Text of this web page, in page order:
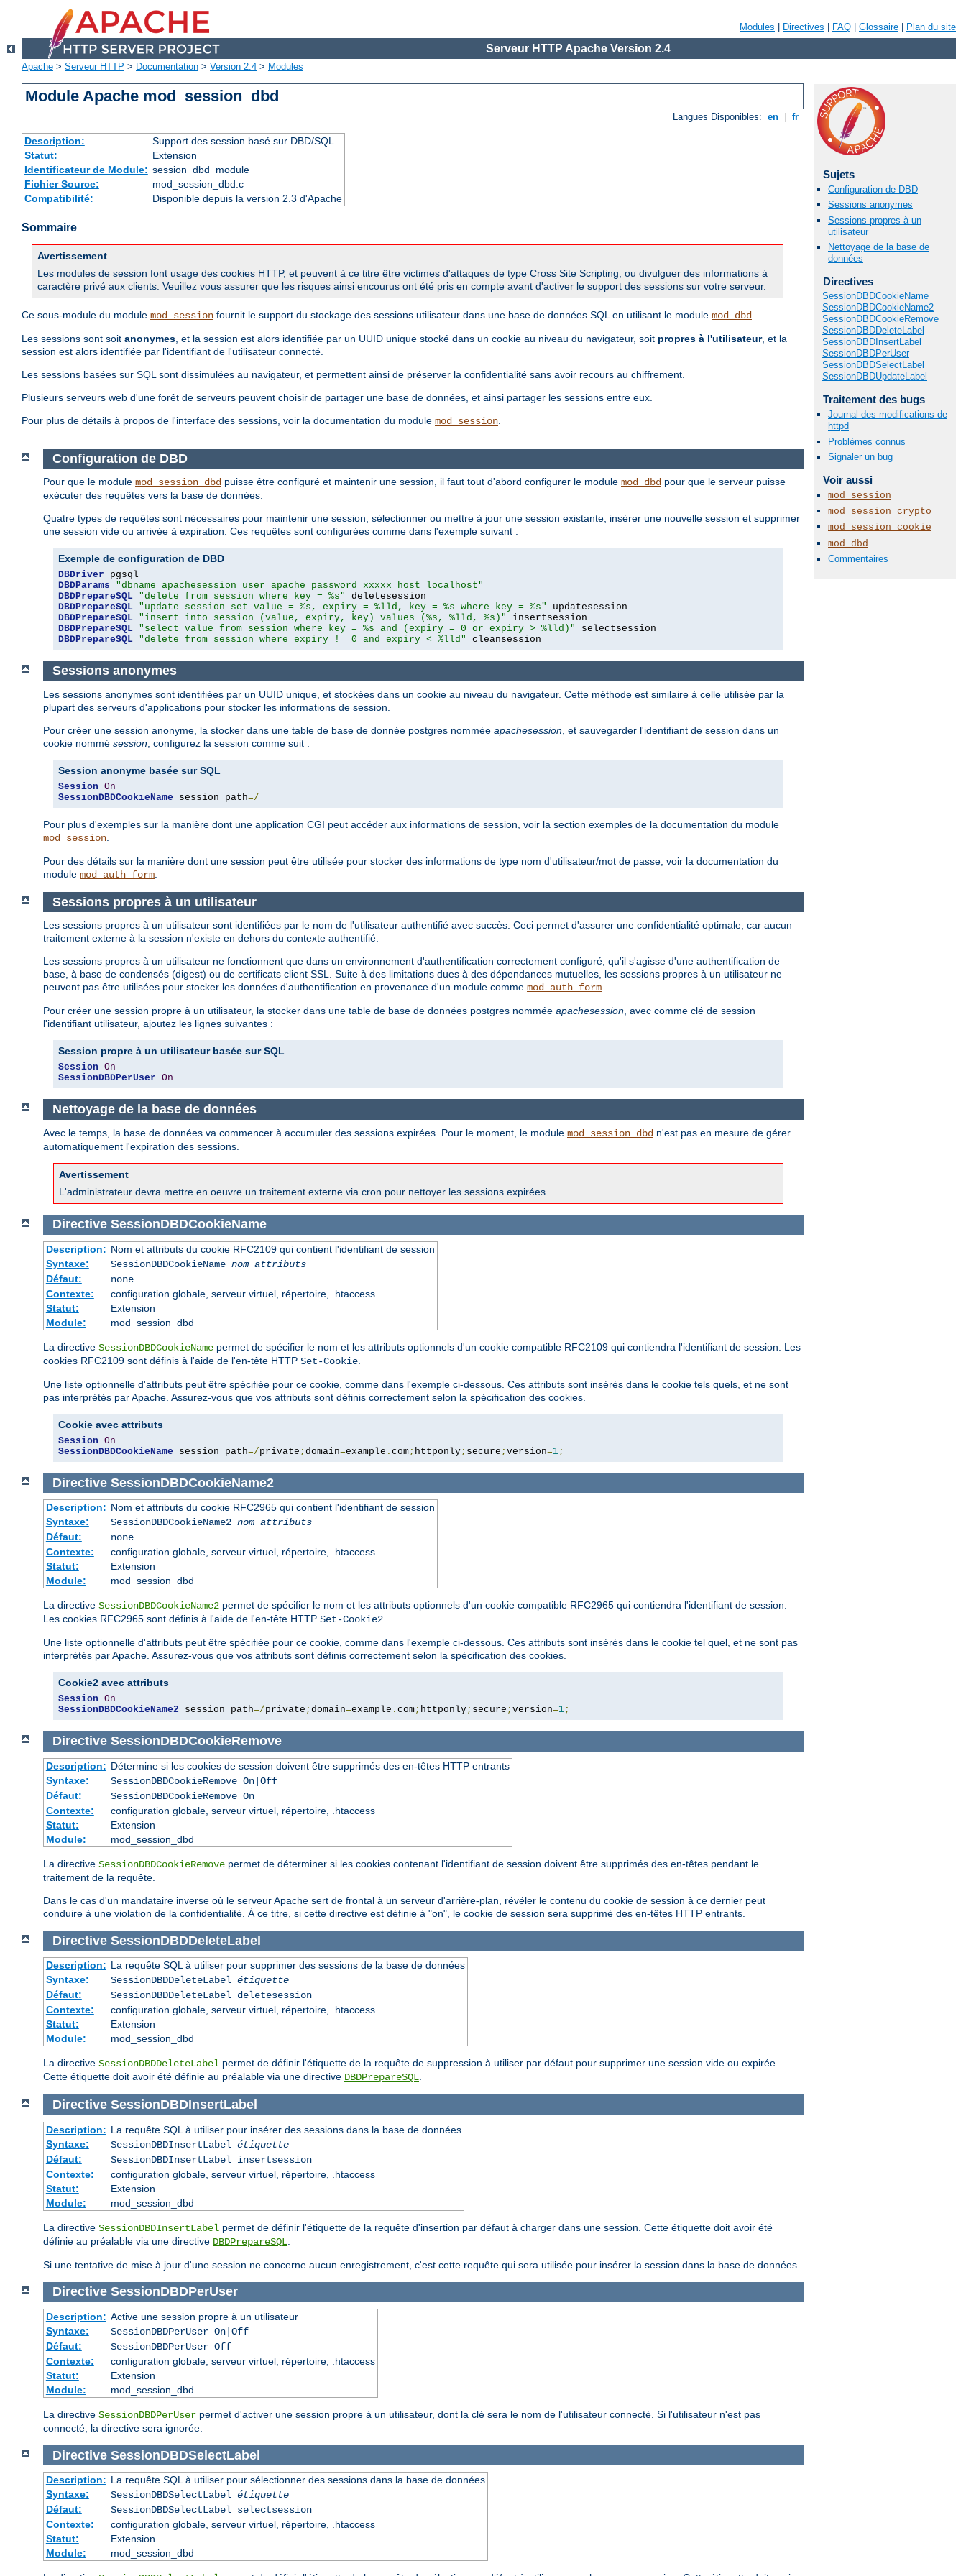
Modules Directives FAQ Glossaire Plan du site
Serveur HTTP Apache Version 2.4
Apache > Serveur HTTP > Documentation > Version 2.4 > Modules
Module Apache mod_session_dbd
Langues Disponibles: en fr
Description:
Support des session basé sur DBD/SQL
Statut:
Extension
Identificateur de Module: session_dbd_module
Fichier Source:
mod_session_dbd.c
Compatibilité:
Disponible depuis la version 2.3 d'Apache
Sommaire
Avertissement
Les modules de session font usage des cookies HTTP, et peuvent à ce titre être victimes d'attaques de type Cross Site Scripting, ou divulguer des informations à
caractère privé aux clients. Veuillez vous assurer que les risques ainsi encourus ont été pris en compte avant d'activer le support des sessions sur votre serveur.
Ce sous-module du module mod_session fournit le support du stockage des sessions utilisateur dans une base de données SQL en utilisant le module mod_dbd
Les sessions sont soit anonymes , et la session est alors identifiée par un UUID unique stocké dans un cookie au niveau du navigateur, soit propres à l'utilisateur, et la
session est alors identifiée par l'identifiant de l'utilisateur connecté.
Les sessions basées sur SQL sont dissimulées au navigateur, et permettent ainsi de préserver la confidentialité sans avoir recours au chiffrement.
Plusieurs serveurs web d'une forêt de serveurs peuvent choisir de partager une base de données, et ainsi partager les sessions entre eux.
Pour plus de détails à propos de l'interface des sessions, voir la documentation du module mod_session
Sujets
Configuration de DBD
Sessions anonymes
Sessions propres à un
utilisateur
Nettoyage de la base de
données
Directives
SessionDBDCookieName
SessionDBDCookieName2
SessionDBDCookieRemove
SessionDBDDeleteLabel
SessionDBDInsertLabel
SessionDBDPerUser
SessionDBDSelectLabel
SessionDBDUpdateLabel
Traitement des bugs
Journal des modifications de
httpd
Problèmes connus
Signaler un bug
Voir aussi
mod_session
mod_session_crypto
mod_session_cookie
mod_dbd
Commentaires
Configuration de DBD
Pour que le module mod_session_dbd puisse être configuré et maintenir une session, il faut tout d'abord configurer le module mod_dbd pour que le serveur puisse
exécuter des requêtes vers la base de données.
Quatre types de requêtes sont nécessaires pour maintenir une session, sélectionner ou mettre à jour une session existante, insérer une nouvelle session et supprimer
une session vide ou arrivée à expiration. Ces requêtes sont configurées comme dans l'exemple suivant :
Exemple de configuration de DBD
DBDriver
DBDParams
"dbname=apachesession user=apache password=xxxxx host=localhost"
DBDPrepareSQL "delete from session where key = %s"
DBDPrepareSQL "update session set value = %s, expiry = %lld, key = %s where key = %s"
DBDPrepareSQL "insert into session (value, expiry, key) values (%s, %lld, %s)"
DBDPrepareSQL "select value from session where key = %s and (expiry = 0 or expiry > %lld)"
DBDPrepareSQL "delete from session where expiry != 0 and expiry < %lld" cleansession
Sessions anonymes
Les sessions anonymes sont identifiées par un UUID unique, et stockées dans un cookie au niveau du navigateur. Cette méthode est similaire à celle utilisée par la
plupart des serveurs d'applications pour stocker les informations de session.
Pour créer une session anonyme, la stocker dans une table de base de donnée postgres nommée apachesession , et sauvegarder l'identifiant de session dans un
cookie nommé session , configurez la session comme suit :
Session anonyme basée sur SQL
Session On
SessionDBDCookieName session path=/
Pour plus d'exemples sur la manière dont une application CGI peut accéder aux informations de session, voir la section exemples de la documentation du module
mod_session
Pour des détails sur la manière dont une session peut être utilisée pour stocker des informations de type nom d'utilisateur/mot de passe, voir la documentation du
module mod_auth_form
Sessions propres à un utilisateur
Les sessions propres à un utilisateur sont identifiées par le nom de l'utilisateur authentifié avec succès. Ceci permet d'assurer une confidentialité optimale, car aucun
traitement externe à la session n'existe en dehors du contexte authentifié.
Les sessions propres à un utilisateur ne fonctionnent que dans un environnement d'authentification correctement configuré, qu'il s'agisse d'une authentification de
base, à base de condensés (digest) ou de certificats client SSL. Suite à des limitations dues à des dépendances mutuelles, les sessions propres à un utilisateur ne
peuvent pas être utilisées pour stocker les données d'authentification en provenance d'un module comme mod_auth_form.
Pour créer une session propre à un utilisateur, la stocker dans une table de base de données postgres nommée apachesession, avec comme clé de session
l'identifiant utilisateur, ajoutez les lignes suivantes :
Session propre à un utilisateur basée sur SQL
Session On
SessionDBDPerUser On
Nettoyage de la base de données
Avec le temps, la base de données va commencer à accumuler des sessions expirées. Pour le moment, le module mod_session_dbd n'est pas en mesure de gérer
automatiquement l'expiration des sessions.
Avertissement
L'administrateur devra mettre en oeuvre un traitement externe via cron pour nettoyer les sessions expirées.
Directive SessionDBDCookieName
Description: Nom et attributs du cookie RFC2109 qui contient l'identifiant de session
Syntaxe:
SessionDBDCookieName nom attributs
Défaut:
none
Contexte:
configuration globale, serveur virtuel, répertoire, .htaccess
Statut:
Extension
Module:
mod_session_dbd
La directive SessionDBDCookieName permet de spécifier le nom et les attributs optionnels d'un cookie compatible RFC2109 qui contiendra l'identifiant de session. Les
cookies RFC2109 sont définis à l'aide de l'en-tête HTTP Set-Cookie
Une liste optionnelle d'attributs peut être spécifiée pour ce cookie, comme dans l'exemple ci-dessous. Ces attributs sont insérés dans le cookie tels quels, et ne sont
pas interprétés par Apache. Assurez-vous que vos attributs sont définis correctement selon la spécification des cookies.
Cookie avec attributs
Session On
SessionDBDCookieName session path=/private ; domain=example . com; httponly; secure ; version=1;
Directive SessionDBDCookieName2
Description: Nom et attributs du cookie RFC2965 qui contient l'identifiant de session
Syntaxe:
SessionDBDCookieName2 nom attributs
Défaut:
none
Contexte:
configuration globale, serveur virtuel, répertoire, .htaccess
Statut:
Extension
Module:
mod_session_dbd
La directive SessionDBDCookieName2 permet de spécifier le nom et les attributs optionnels d'un cookie compatible RFC2965 qui contiendra l'identifiant de session.
Les cookies RFC2965 sont définis à l'aide de l'en-tête HTTP Set-Cookie2.
Une liste optionnelle d'attributs peut être spécifiée pour ce cookie, comme dans l'exemple ci-dessous. Ces attributs sont insérés dans le cookie tel quel, et ne sont pas
interprétés par Apache. Assurez-vous que vos attributs sont définis correctement selon la spécification des cookies.
Cookie2 avec attributs
Session On
SessionDBDCookieName2 session path=/private ; domain=example . com; httponly; secure ; version=1;
Directive SessionDBDCookieRemove
Description: Détermine si les cookies de session doivent être supprimés des en-têtes HTTP entrants
Syntaxe:
SessionDBDCookieRemove On|Off
Défaut:
SessionDBDCookieRemove On
Contexte:
configuration globale, serveur virtuel, répertoire, .htaccess
Statut:
Extension
Module:
mod_session_dbd
La directive SessionDBDCookieRemove permet de déterminer si les cookies contenant l'identifiant de session doivent être supprimés des en-têtes pendant le
traitement de la requête.
Dans le cas d'un mandataire inverse où le serveur Apache sert de frontal à un serveur d'arrière-plan, révéler le contenu du cookie de session à ce dernier peut
conduire à une violation de la confidentialité. À ce titre, si cette directive est définie à "on", le cookie de session sera supprimé des en-têtes HTTP entrants.
Directive SessionDBDDeleteLabel
Description: La requête SQL à utiliser pour supprimer des sessions de la base de données
Syntaxe:
SessionDBDDeleteLabel étiquette
Défaut:
SessionDBDDeleteLabel deletesession
Contexte:
configuration globale, serveur virtuel, répertoire, .htaccess
Statut:
Extension
Module:
mod_session_dbd
La directive SessionDBDDeleteLabel permet de définir l'étiquette de la requête de suppression à utiliser par défaut pour supprimer une session vide ou expirée.
Cette étiquette doit avoir été définie au préalable via une directive DBDPrepareSQL
Directive SessionDBDInsertLabel
Description: La requête SQL à utiliser pour insérer des sessions dans la base de données
Syntaxe:
SessionDBDInsertLabel étiquette
Défaut:
SessionDBDInsertLabel insertsession
Contexte:
configuration globale, serveur virtuel, répertoire, .htaccess
Statut:
Extension
Module:
mod_session_dbd
La directive SessionDBDInsertLabel permet de définir l'étiquette de la requête d'insertion par défaut à charger dans une session. Cette étiquette doit avoir été
définie au préalable via une directive DBDPrepareSQL
Si une tentative de mise à jour d'une session ne concerne aucun enregistrement, c'est cette requête qui sera utilisée pour insérer la session dans la base de données.
Directive SessionDBDPerUser
Description: Active une session propre à un utilisateur
Syntaxe:
SessionDBDPerUser On|Off
Défaut:
SessionDBDPerUser Off
Contexte:
configuration globale, serveur virtuel, répertoire, .htaccess
Statut:
Extension
Module:
mod_session_dbd
La directive SessionDBDPerUser permet d'activer une session propre à un utilisateur, dont la clé sera le nom de l'utilisateur connecté. Si l'utilisateur n'est pas
connecté, la directive sera ignorée.
Directive SessionDBDSelectLabel
Description: La requête SQL à utiliser pour sélectionner des sessions dans la base de données
Syntaxe:
SessionDBDSelectLabel étiquette
Défaut:
SessionDBDSelectLabel selectsession
Contexte:
configuration globale, serveur virtuel, répertoire, .htaccess
Statut:
Extension
Module:
mod_session_dbd